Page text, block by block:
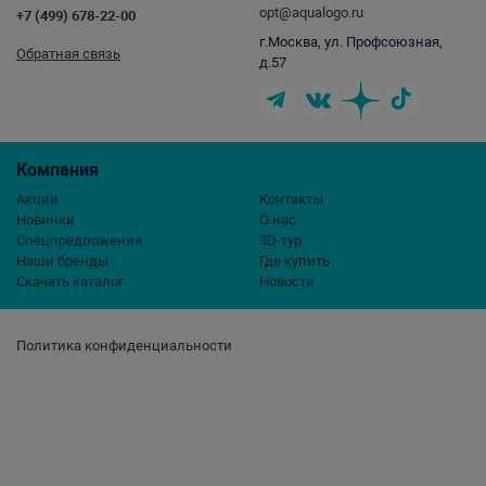
Политика конфиденциальности
Компания
Акции
Новинки
Спецпредложения
Наши бренды
Скачать каталог
Контакты
О нас
3D-тур
Где купить
Новости
+7 (499) 678-22-00
Обратная связь
opt@aqualogo.ru
г.Москва, ул. Профсоюзная,
д.57